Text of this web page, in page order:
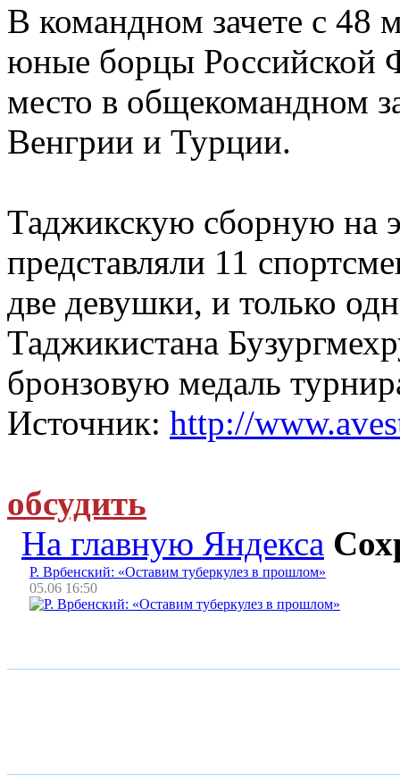
В командном зачете с 48
юные борцы Российской
место в общекомандном
Венгрии и Турции.
Таджикскую сборную на
представляли 11
две девушки, и только
Таджикистана
бронзовую медаль
Источник: http://
обсудить
На главную Яндекса
Р. Врбенский: «Оставим туберкулез в прошлом»
05.06 16:50